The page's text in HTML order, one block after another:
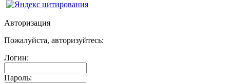
Авторизация
Пожалуйста, авторизуйтесь:
Логин:
Пароль: